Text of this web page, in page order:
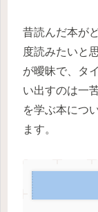
昔読んだ本が
度読みたいと
が曖昧で、タ
い出すのは一
を学ぶ本につ
ます。